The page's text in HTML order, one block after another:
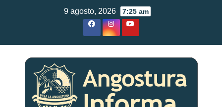
9 agosto, 2026 7:25 am